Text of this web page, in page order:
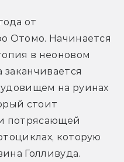
от
Отомо. Начинается
в неоновом
заканчивается
на руинах
стоит
потрясающей
которую
Голливуда.